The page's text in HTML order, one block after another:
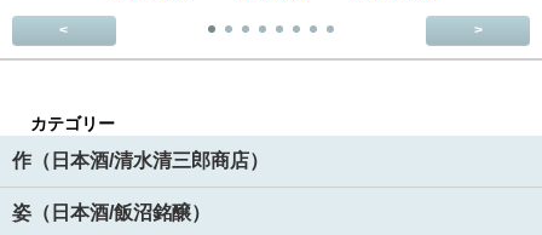
< >
カテゴリー
作（日本酒/清水清三郎商店）
姿（日本酒/飯沼銘醸）